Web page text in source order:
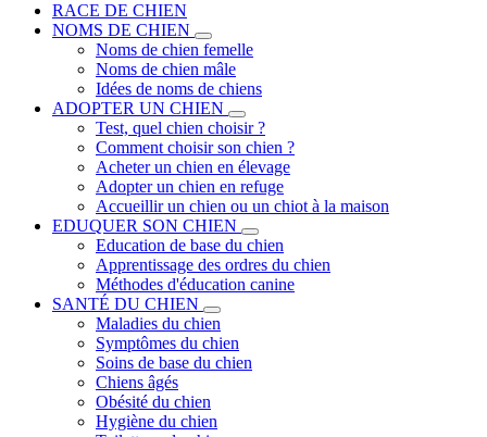
RACE DE CHIEN
NOMS DE CHIEN
Noms de chien femelle
Noms de chien mâle
Idées de noms de chiens
ADOPTER UN CHIEN
Test, quel chien choisir ?
Comment choisir son chien ?
Acheter un chien en élevage
Adopter un chien en refuge
Accueillir un chien ou un chiot à la maison
EDUQUER SON CHIEN
Education de base du chien
Apprentissage des ordres du chien
Méthodes d'éducation canine
SANTÉ DU CHIEN
Maladies du chien
Symptômes du chien
Soins de base du chien
Chiens âgés
Obésité du chien
Hygiène du chien